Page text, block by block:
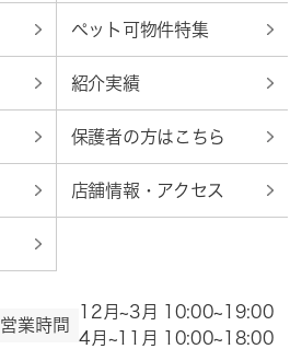
ペット可物件特集
紹介実績
保護者の方はこちら
店舗情報・アクセス
営業時間
12月~3月 10:00~19:00
4月~11月 10:00~18:00